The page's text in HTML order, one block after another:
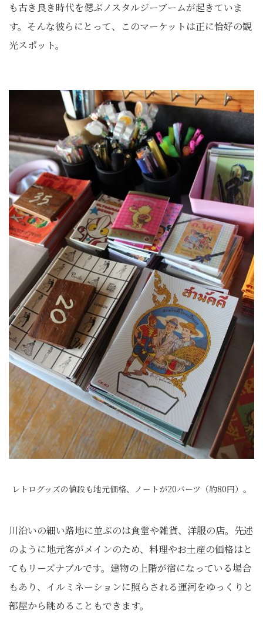
も古き良き時代を偲ぶノスタルジーブームが起きていま
す。そんな彼らにとって、このマーケットは正に恰好の観
光スポット。
レトログッズの値段も地元価格、ノートが20バーツ（約80円）。
川沿いの細い路地に並ぶのは食堂や雑貨、洋服の店。先述
のように地元客がメインのため、料理やお土産の価格はと
てもリーズナブルです。建物の上階が宿になっている場合
もあり、イルミネーションに照らされる運河をゆっくりと
部屋から眺めることもできます。